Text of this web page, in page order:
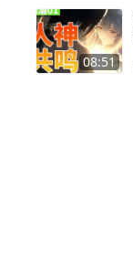
08:51